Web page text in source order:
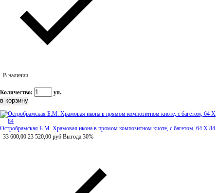
В наличии
Количество: уп.
Остробрамская Б.М. Храмовая икона в прямом композитном киоте, с багетом, 64 Х 84
33 600,00 23 520,00 руб Выгода 30%